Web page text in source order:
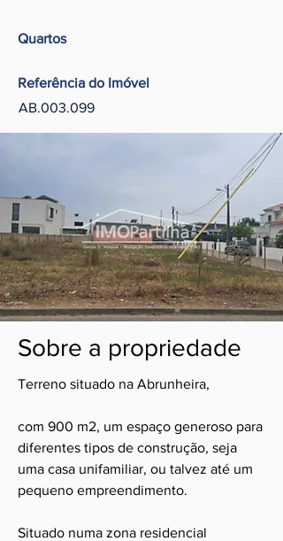
Quartos
Referência do Imóvel
AB.003.099
Sobre a propriedade
Terreno situado na Abrunheira,
com 900 m2, um espaço generoso para
diferentes tipos de construção, seja
uma casa unifamiliar, ou talvez até um
pequeno empreendimento.
Situado numa zona residencial